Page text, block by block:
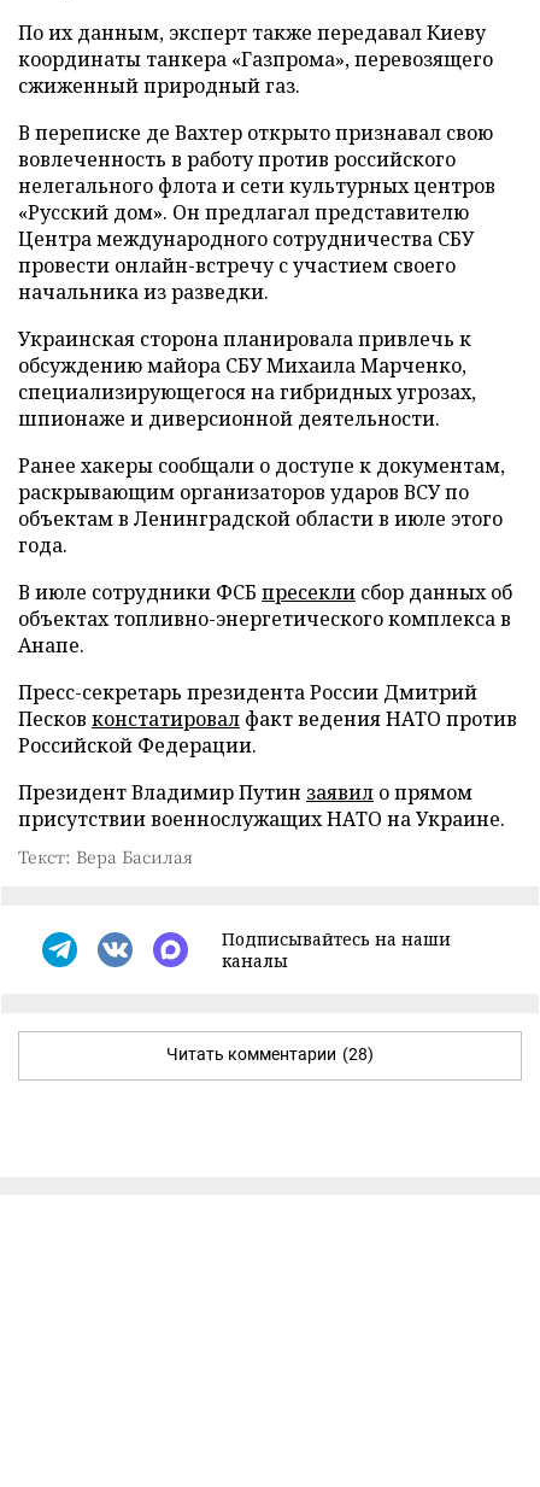
По их данным, эксперт также передавал Киеву
координаты танкера «Газпрома», перевозящего
сжиженный природный газ.
В переписке де Вахтер открыто признавал свою
вовлеченность в работу против российского
нелегального флота и сети культурных центров
«Русский дом». Он предлагал представителю
Центра международного сотрудничества СБУ
провести онлайн-встречу с участием своего
начальника из разведки.
Украинская сторона планировала привлечь к
обсуждению майора СБУ Михаила Марченко,
специализирующегося на гибридных угрозах,
шпионаже и диверсионной деятельности.
Ранее хакеры сообщали о доступе к документам,
раскрывающим организаторов ударов ВСУ по
объектам в Ленинградской области в июле этого
года.
В июле сотрудники ФСБ пресекли сбор данных об
объектах топливно-энергетического комплекса в
Анапе.
Пресс-секретарь президента России Дмитрий
Песков констатировал факт ведения НАТО против
Российской Федерации.
Президент Владимир Путин заявил о прямом
присутствии военнослужащих НАТО на Украине.
Текст: Вера Басилая
Подписывайтесь на наши
каналы
Читать комментарии (28)